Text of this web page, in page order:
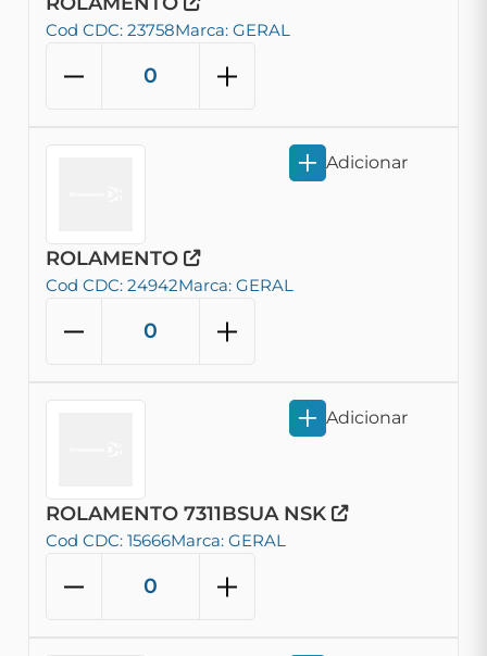
Cod CDC: 23758Marca: GERAL
ROLAMENTO
Cod CDC: 24942Marca: GERAL
Adicionar
ROLAMENTO 7311BSUA NSK
Cod CDC: 15666Marca: GERAL
Adicionar